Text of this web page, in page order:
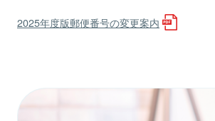
2025年度版郵便番号の変更案内